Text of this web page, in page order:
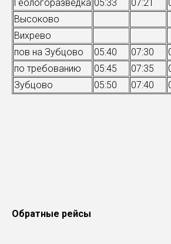
Геологоразведка 05:33 07:21
Высоково
Вихрево
пов на Зубцово
05:40 07:30
по требованию
05:45 07:35
Зубцово
05:50 07:40
Обратные рейсы